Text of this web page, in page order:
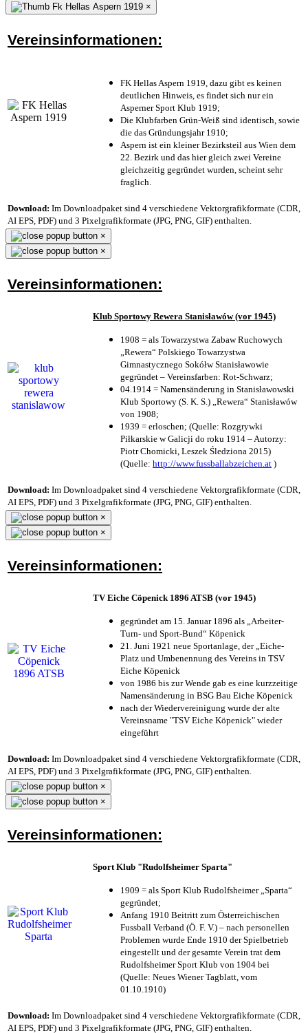
×
Vereinsinformationen:
FK Hellas Aspern 1919, dazu gibt es keinen
deutlichen Hinweis, es findet sich nur ein
Asperner Sport Klub 1919;
Die Klubfarben Grün-Weiß sind identisch, sowie
die das Gründungsjahr 1910;
Aspern ist ein kleiner Bezirksteil aus Wien dem
22. Bezirk und das hier gleich zwei Vereine
gleichzeitig gegründet wurden, scheint sehr
fraglich.
Download: Im Downloadpaket sind 4 verschiedene Vektorgrafikformate (CDR,
AI EPS, PDF) und 3 Pixelgrafikformate (JPG, PNG, GIF) enthalten.
×
×
Vereinsinformationen:
Klub Sportowy Rewera Stanisławów (vor 1945)
1908 = als Towarzystwa Zabaw Ruchowych
„Rewera“ Polskiego Towarzystwa
Gimnastycznego Sokółw Stanisławowie
gegründet – Vereinsfarben: Rot-Schwarz;
04.1914 = Namensänderung in Stanisławowski
Klub Sportowy (S. K. S.) „Rewera“ Stanisławów
von 1908;
1939 = erloschen; (Quelle: Rozgrywki
Piłkarskie w Galicji do roku 1914 – Autorzy:
Piotr Chomicki, Leszek Śledziona 2015)
(Quelle: http://www.fussballabzeichen.at )
Download: Im Downloadpaket sind 4 verschiedene Vektorgrafikformate (CDR,
AI EPS, PDF) und 3 Pixelgrafikformate (JPG, PNG, GIF) enthalten.
×
×
Vereinsinformationen:
TV Eiche Cöpenick 1896 ATSB (vor 1945)
gegründet am 15. Januar 1896 als „Arbeiter-
Turn- und Sport-Bund“ Köpenick
21. Juni 1921 neue Sportanlage, der „Eiche-
Platz und Umbenennung des Vereins in TSV
Eiche Köpenick
von 1986 bis zur Wende gab es eine kurzzeitige
Namensänderung in BSG Bau Eiche Köpenick
nach der Wiedervereinigung wurde der alte
Vereinsname "TSV Eiche Köpenick" wieder
eingeführt
Download: Im Downloadpaket sind 4 verschiedene Vektorgrafikformate (CDR,
AI EPS, PDF) und 3 Pixelgrafikformate (JPG, PNG, GIF) enthalten.
×
×
Vereinsinformationen:
Sport Klub "Rudolfsheimer Sparta"
1909 = als Sport Klub Rudolfsheimer „Sparta“
gegründet;
Anfang 1910 Beitritt zum Österreichischen
Fussball Verband (Ö. F. V.) – nach personellen
Problemen wurde Ende 1910 der Spielbetrieb
eingestellt und der gesamte Verein trat dem
Rudolfsheimer Sport Klub von 1904 bei
(Quelle: Neues Wiener Tagblatt, vom
01.10.1910)
Download: Im Downloadpaket sind 4 verschiedene Vektorgrafikformate (CDR,
AI EPS, PDF) und 3 Pixelgrafikformate (JPG, PNG, GIF) enthalten.